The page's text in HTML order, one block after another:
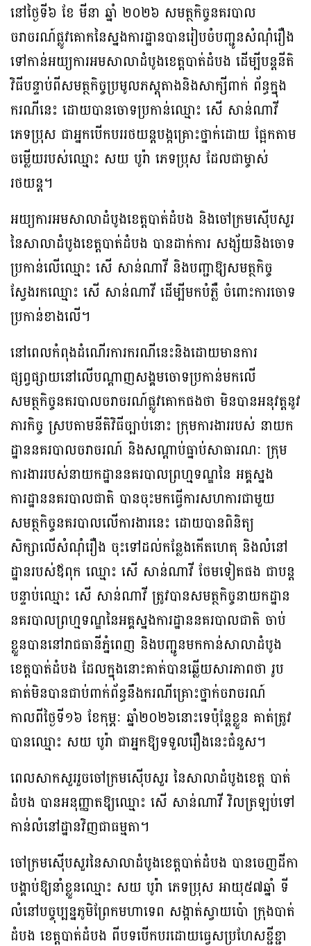
នៅថ្ងៃទី៦ ខែ មីនា ឆ្នាំ ២០២៦ សមត្ថកិច្ចនគរបាល
ចរាចរណ៍ផ្លូវគោកនៃស្នងការដ្ឋានបានរៀបចំបញ្ជូនសំណុំរឿង
ទៅកាន់អយ្យការអមសាលាដំបូងខេត្តបាត់ដំបង ដើម្បីបន្តនីតិ
វិធីបន្ទាប់ពីសមត្ថកិច្ចប្រមូលភស្តុតាងនិងសាក្សីពាក់ ព័ន្ធក្នុង
ករណីនេះ ដោយបានចោទប្រកាន់ឈ្មោះ សើ សាន់ណាវី
ភេទប្រុស ជាអ្នកបើកបររថយន្តបង្កគ្រោះថ្នាក់ដោយ ផ្អែកតាម
ចម្លើយរបស់ឈ្មោះ សយ បូរ៉ា ភេទប្រុស ដែលជាម្ចាស់
រថយន្ត។
អយ្យការអមសាលាដំបូងខេត្តបាត់ដំបង និងចៅក្រមស៊ើបសួរ
នៃសាលាដំបូងខេត្តបាត់ដំបង បានដាក់ការ សង្ស័យនិងចោទ
ប្រកាន់លើឈ្មោះ សើ សាន់ណាវី និងបញ្ជាឱ្យសមត្ថកិច្ច
ស្វែងរកឈ្មោះ សើ សាន់ណាវី ដើម្បីមកបំភ្លឺ ចំពោះការចោទ
ប្រកាន់ខាងលើ។
នៅពេលកំពុងដំណើរការករណីនេះនិងដោយមានការ
ផ្សព្វផ្សាយនៅលើបណ្តាញសង្គមចោទប្រកាន់មកលើ
សមត្ថកិច្ចនគរបាលចរាចរណ៍ផ្លូវគោកផងថា មិនបានអនុវត្តនូវ
ភារកិច្ច ស្របតាមនីតិវិធីច្បាប់នោះ ក្រុមការងាររបស់ នាយក
ដ្ឋាននគរបាលចរាចរណ៍ និងសណ្តាប់ធ្នាប់សាធារណៈ ក្រុម
ការងាររបស់នាយកដ្ឋាននគរបាលព្រហ្មទណ្ឌនៃ អគ្គស្នង
ការដ្ឋាននគរបាលជាតិ បានចុះមកធ្វើការសហការជាមួយ
សមត្ថកិច្ចនគរបាលលើការងារនេះ ដោយបានពិនិត្យ
សិក្សាលើសំណុំរឿង ចុះទៅដល់កន្លែងកើតហេតុ និងលំនៅ
ដ្ឋានរបស់ឪពុក ឈ្មោះ សើ សាន់ណាវី ថែមទៀតផង ជាបន្ត
បន្ទាប់ឈ្មោះ សើ សាន់ណាវី ត្រូវបានសមត្ថកិច្ចនាយកដ្ឋាន
នគរបាលព្រហ្មទណ្ឌនៃអគ្គស្នងការដ្ឋាននគរបាលជាតិ ចាប់
ខ្លួនបាននៅរាជធានីភ្នំពេញ និងបញ្ជូនមកកាន់សាលាដំបូង
ខេត្តបាត់ដំបង ដែលក្នុងនោះគាត់បានឆ្លើយសារភាពថា រូប
គាត់មិនបានជាប់ពាក់ព័ន្ធនឹងករណីគ្រោះថ្នាក់ចរាចរណ៍
កាលពីថ្ងៃទី១៦ ខែកុម្ភៈ ឆ្នាំ២០២៦នោះទេប៉ុន្តែខ្លួន គាត់ត្រូវ
បានឈ្មោះ សយ បូរ៉ា ជាអ្នកឱ្យទទួលរឿងនេះជំនួស។
ពេលសាកសួររួចចៅក្រមស៊ើបសួរ នៃសាលាដំបូងខេត្ត បាត់
ដំបង បានអនុញ្ញាតឱ្យឈ្មោះ សើ សាន់ណាវី វិលត្រឡប់ទៅ
កាន់លំនៅដ្ឋានវិញជាធម្មតា។
ចៅក្រមស៊ើបសួរនៃសាលាដំបូងខេត្តបាត់ដំបង បានចេញដីកា
បង្គាប់ឱ្យនាំខ្លួនឈ្មោះ សយ បូរ៉ា ភេទប្រុស អាយុ៥៧ឆ្នាំ ទី
លំនៅបច្ចុប្បន្នភូមិព្រែកមហាទេព សង្កាត់ស្វាយប៉ោ ក្រុងបាត់
ដំបង ខេត្តបាត់ដំបង ពីបទបើកបរដោយធ្វេសប្រហែសខ្ជីខ្ជា